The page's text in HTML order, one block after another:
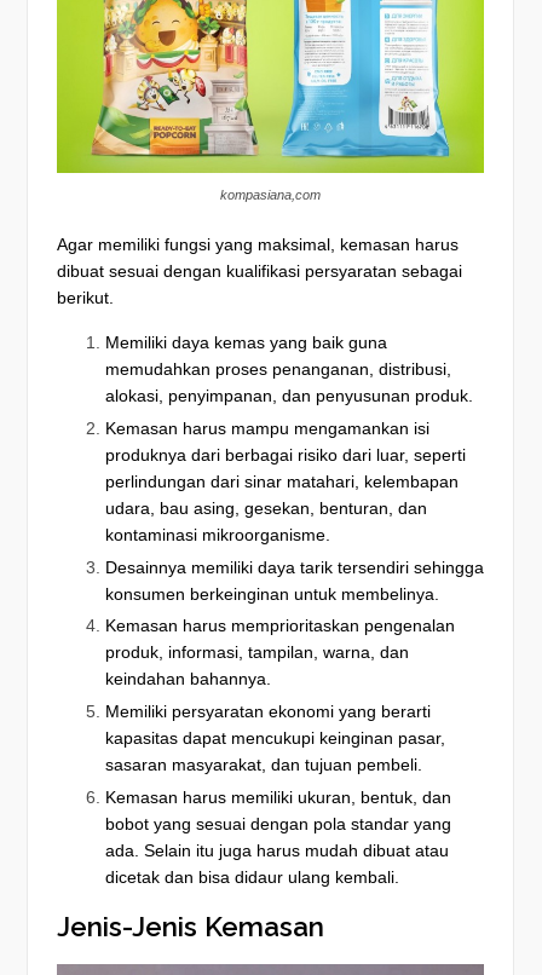
kompasiana,com
Agar memiliki fungsi yang maksimal, kemasan harus
dibuat sesuai dengan kualifikasi persyaratan sebagai
berikut.
Memiliki daya kemas yang baik guna
memudahkan proses penanganan, distribusi,
alokasi, penyimpanan, dan penyusunan produk.
Kemasan harus mampu mengamankan isi
produknya dari berbagai risiko dari luar, seperti
perlindungan dari sinar matahari, kelembapan
udara, bau asing, gesekan, benturan, dan
kontaminasi mikroorganisme.
Desainnya memiliki daya tarik tersendiri sehingga
konsumen berkeinginan untuk membelinya.
Kemasan harus memprioritaskan pengenalan
produk, informasi, tampilan, warna, dan
keindahan bahannya.
Memiliki persyaratan ekonomi yang berarti
kapasitas dapat mencukupi keinginan pasar,
sasaran masyarakat, dan tujuan pembeli.
Kemasan harus memiliki ukuran, bentuk, dan
bobot yang sesuai dengan pola standar yang
ada. Selain itu juga harus mudah dibuat atau
dicetak dan bisa didaur ulang kembali.
Jenis-Jenis Kemasan